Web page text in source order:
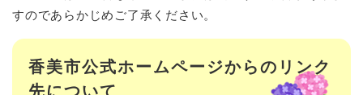
すのであらかじめご了承ください。
香美市公式ホームページからのリンク
先について